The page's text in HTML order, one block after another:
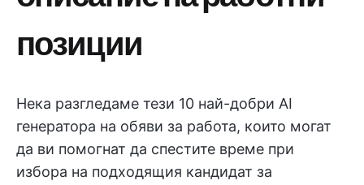
позиции
Нека разгледаме тези 10 най-добри AI
генератора на обяви за работа, които могат
да ви помогнат да спестите време при
избора на подходящия кандидат за